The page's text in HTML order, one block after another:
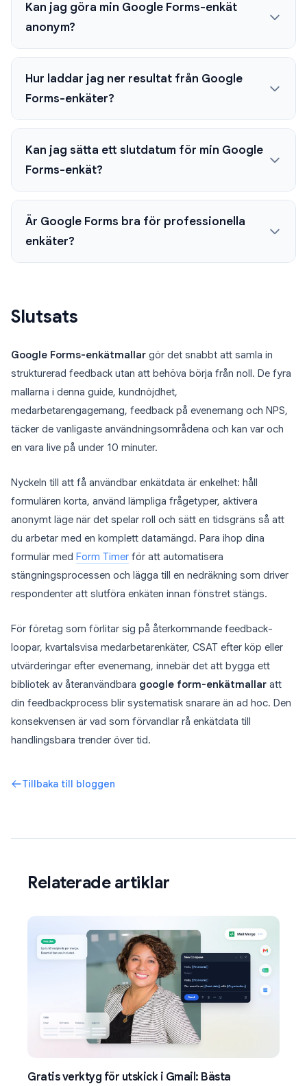
Kan jag göra min Google Forms-enkät
anonym?
Hur laddar jag ner resultat från Google
Forms-enkäter?
Kan jag sätta ett slutdatum för min Google
Forms-enkät?
Är Google Forms bra för professionella
enkäter?
Slutsats
Google Forms-enkätmallar gör det snabbt att samla in
strukturerad feedback utan att behöva börja från noll. De fyra
mallarna i denna guide, kundnöjdhet,
medarbetarengagemang, feedback på evenemang och NPS,
täcker de vanligaste användningsområdena och kan var och
en vara live på under 10 minuter.
Nyckeln till att få användbar enkätdata är enkelhet: håll
formulären korta, använd lämpliga frågetyper, aktivera
anonymt läge när det spelar roll och sätt en tidsgräns så att
du arbetar med en komplett datamängd. Para ihop dina
formulär med Form Timer för att automatisera
stängningsprocessen och lägga till en nedräkning som driver
respondenter att slutföra enkäten innan fönstret stängs.
För företag som förlitar sig på återkommande feedback-
loopar, kvartalsvisa medarbetarenkäter, CSAT efter köp eller
utvärderingar efter evenemang, innebär det att bygga ett
bibliotek av återanvändbara google form-enkätmallar att
din feedbackprocess blir systematisk snarare än ad hoc. Den
konsekvensen är vad som förvandlar rå enkätdata till
handlingsbara trender över tid.
Tillbaka till bloggen
Relaterade artiklar
Gratis verktyg för utskick i Gmail: Bästa